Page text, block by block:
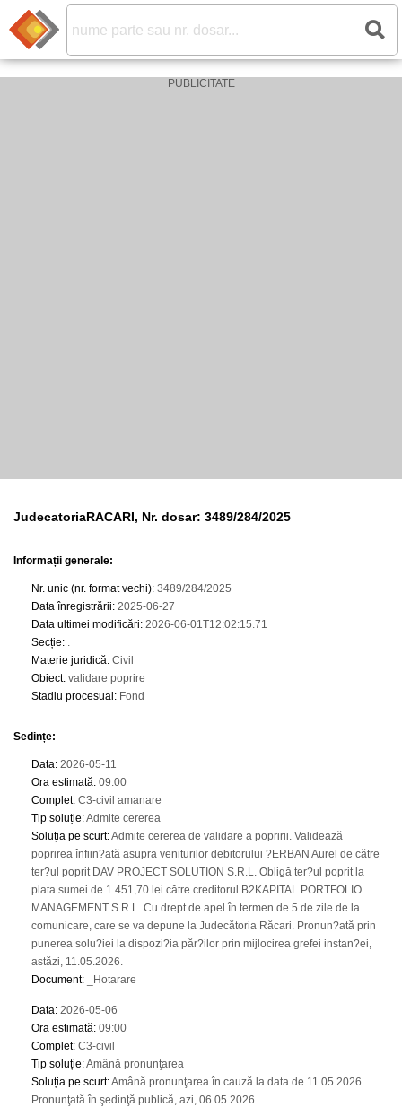
JudecatoriaRACARI, Nr. dosar: 3489/284/2025
Informații generale:
Nr. unic (nr. format vechi): 3489/284/2025
Data înregistrării: 2025-06-27
Data ultimei modificări: 2026-06-01T12:02:15.71
Secție: .
Materie juridică: Civil
Obiect: validare poprire
Stadiu procesual : Fond
Sedințe:
Data: 2026-05-11
Ora estimată: 09:00
Complet: C3-civil amanare
Tip soluție:Admite cererea
Soluția pe scurt:Admite cererea de validare a popririi. Validează
poprirea înfiin?ată asupra veniturilor debitorului ?ERBAN Aurel de către
ter?ul poprit DAV PROJECT SOLUTION S.R.L. Obligă ter?ul poprit la
plata sumei de 1.451,70 lei către creditorul B2KAPITAL PORTFOLIO
MANAGEMENT S.R.L. Cu drept de apel în termen de 5 de zile de la
comunicare, care se va depune la Judecătoria Răcari. Pronun?ată prin
punerea solu?iei la dispozi?ia păr?ilor prin mijlocirea grefei instan?ei,
astăzi, 11.05.2026.
Document: _Hotarare
Data: 2026-05-06
Ora estimată: 09:00
Complet: C3-civil
Tip soluție:Amână pronunţarea
Soluția pe scurt:Amână pronunţarea în cauză la data de 11.05.2026.
Pronunţată în şedinţă publică, azi, 06.05.2026.